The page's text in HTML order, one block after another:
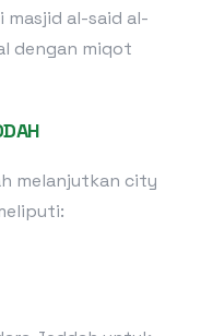
al-said al-
dengan miqot
melanjutkan city